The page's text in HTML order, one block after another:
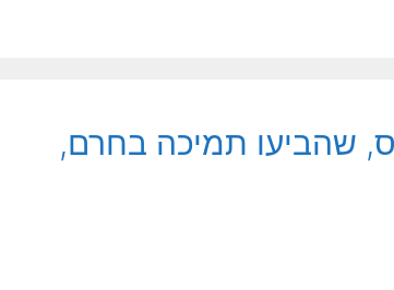
שהביעו תמיכה בחרם,